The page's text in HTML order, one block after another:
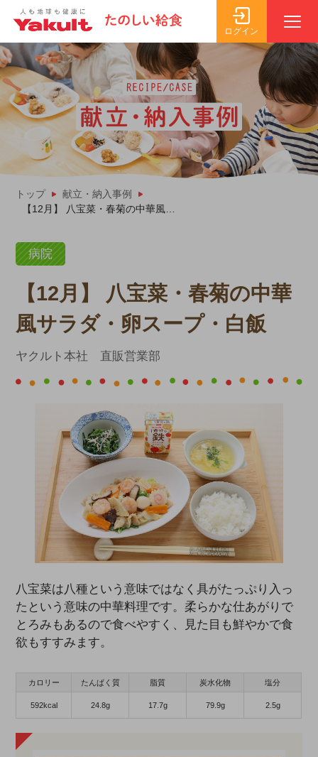
ログイン
トップ
献立・納入事例
病院
【12月】 八宝菜・春菊の中華
風サラダ・卵スープ・白飯
ヤクルト本社 直販営業部
八宝菜は八種という意味ではなく具がたっぷり入っ
たという意味の中華料理です。柔らかな仕あがりで
とろみもあるので食べやすく、見た目も鮮やかで食
欲もすすみます。
カロリー たんぱく質 脂質 炭水化物 塩分
592kcal 24.8g 17.7g 79.9g 2.5g